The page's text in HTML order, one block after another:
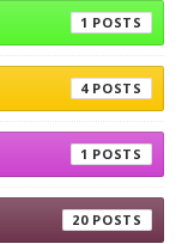
1
4
1
20